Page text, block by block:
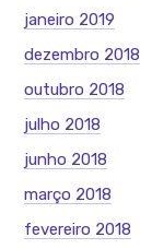
janeiro 2019
dezembro 2018
outubro 2018
julho 2018
junho 2018
março 2018
fevereiro 2018